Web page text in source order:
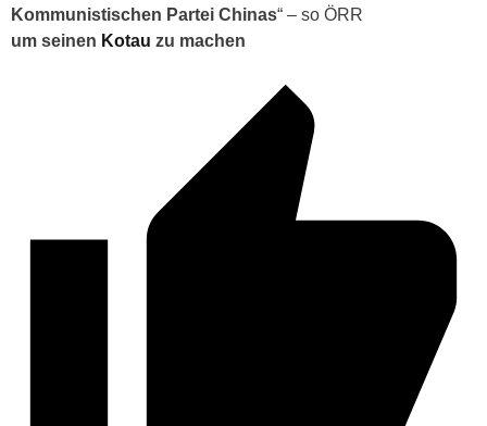
Kommunistischen Partei Chinas“ – so ÖRR
um seinen Kotau zu machen